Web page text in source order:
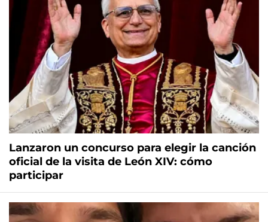
Lanzaron un concurso para elegir la canción
oficial de la visita de León XIV: cómo
participar